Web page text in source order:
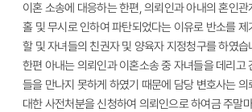
이혼 소송에 대응하는 한편, 의뢰인과 아내의 혼인관
홀 및 무시로 인하여 파탄되었다는 이유로 반소를 제
할 및 자녀들의 친권자 및 양육자 지정청구를 하였습
한편 아내는 의뢰인과 이혼소송 중 자녀들을 데리고
들을 만나지 못하게 하였기 때문에 담당 변호사는 의
대한 사전처분을 신청하여 의뢰인으로 하여금 주말마